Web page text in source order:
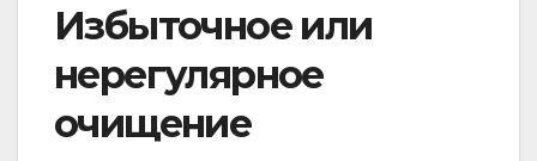
Избыточное или
нерегулярное
очищение